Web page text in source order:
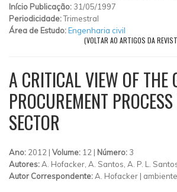
Início Publicação: 31/05/1997
Periodicidade:Trimestral
Área de Estudo:Engenharia civil
(VOLTAR AO ARTIGOS DA
A CRITICAL VIEW OF THE
PROCUREMENT
SECTOR
Ano: 2012 | Volume: 12 | Número: 3
Autores:A. Hofacker, A. Santos, A. P. L.
Autor Correspondente:A. Hofacker |